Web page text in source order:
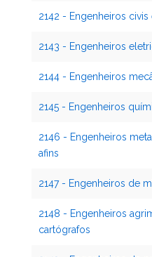
2142 - Engenheiros civis
2143 - Engenheiros
2144 - Engenheiros
2145 - Engenheiros
2146 - Engenheiros
afins
2147 - Engenheiros de
2148 - Engenheiros
cartógrafos